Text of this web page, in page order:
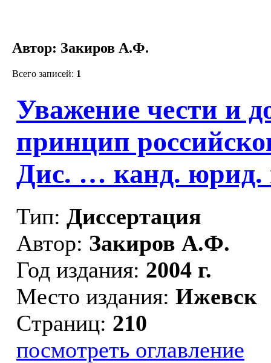
Автор: Закиров А.Ф.
Всего записей: 1
Уважение чести и
принцип
Дис. … канд. юрид.
Тип: Диссертация
Автор: Закиров А.Ф.
Год издания: 2004 г.
Место издания: Ижевск
Страниц: 210
посмотреть оглавление